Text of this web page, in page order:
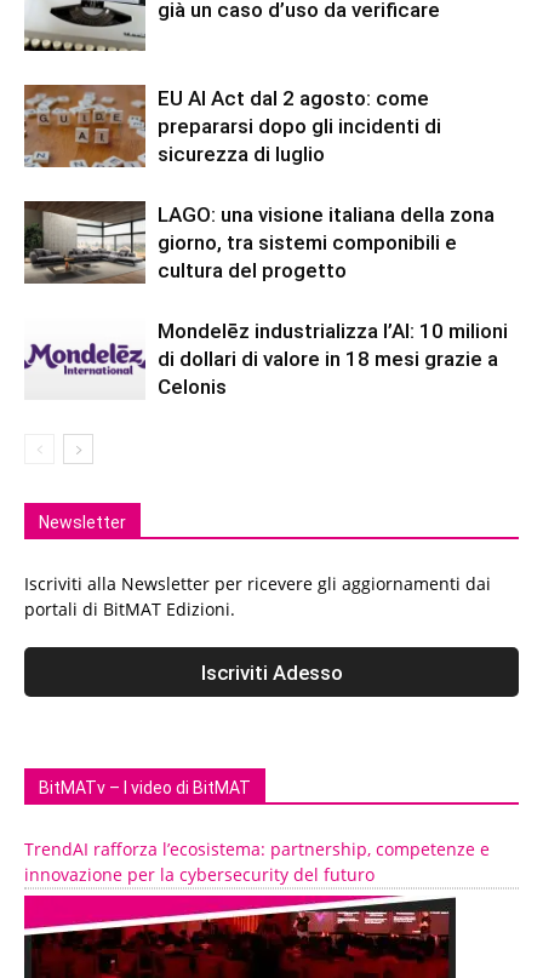
già un caso d’uso da verificare
EU AI Act dal 2 agosto: come
prepararsi dopo gli incidenti di
sicurezza di luglio
LAGO: una visione italiana della zona
giorno, tra sistemi componibili e
cultura del progetto
Mondelēz industrializza l’AI: 10 milioni
di dollari di valore in 18 mesi grazie a
Celonis
Newsletter
Iscriviti alla Newsletter per ricevere gli aggiornamenti dai
portali di BitMAT Edizioni.
BitMATv – I video di BitMAT
TrendAI rafforza l’ecosistema: partnership, competenze e
innovazione per la cybersecurity del futuro